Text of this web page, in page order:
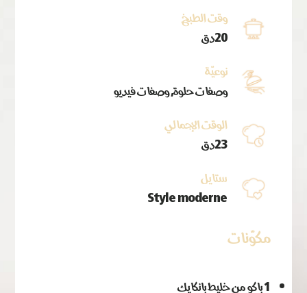
وقت الطبخ
20دق
نوعيّة
وصفات حلوة, وصفات فيديو
الوقت الإجمالي
23دق
ستايل
Style moderne
مكوّنات
1 باكو من خليط بانكايك